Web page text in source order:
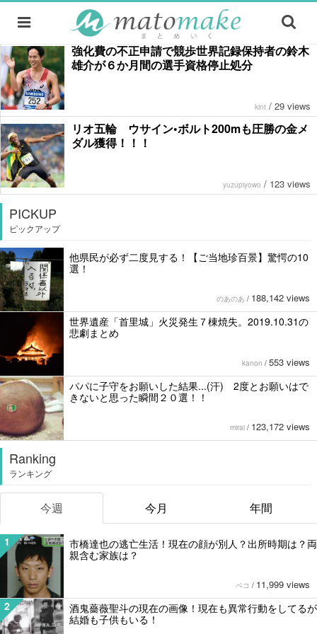
強化費の不正申請で競歩世界記録保持者の鈴木
雄介が６か月間の選手資格停止処分
kint / 29 views
リオ五輪 ウサイン•ボルト200mも圧勝の金メ
ダル獲得！！！
yuzupiyowo / 123 views
PICKUP
ピックアップ
他県民が必ず二度見する！【ご当地珍百景】驚愕の10
選！
のあのあ / 188,142 views
世界遺産「首里城」火災発生７棟焼失。2019.10.31の
悲劇まとめ
kanon / 553 views
パパに子守をお願いした結果...(汗) 2度とお願いはで
きないと思った瞬間２０選！！
mirai / 123,172 views
Ranking
ランキング
今週 今月 年間
1
市橋達也の逃亡生活！現在の顔が別人？出所時期は？両
親含む家族は？
ペコ / 11,999 views
2
酒鬼薔薇聖斗の現在の画像！現在も異常行動をしてるが
結婚も子供もいる！